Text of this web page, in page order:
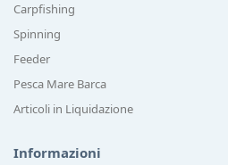
Carpfishing
Spinning
Feeder
Pesca Mare Barca
Articoli in Liquidazione
Informazioni